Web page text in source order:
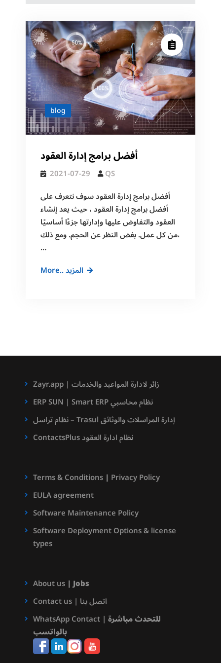
blog
أفضل برامج إدارة العقود
2021-07-29
QS
أفضل برامج إدارة العقود سوف نتعرف على
أفضل برامج إدارة العقود ، حيث يعد إنشاء
العقود والتفاوض عليها وإدارتها جزءًا أساسيًا
من كل عمل. بغض النظر عن الحجم. ومع ذلك،
…
More.. المزيدأفضل
Zayr.app | زائر لادارة المواعيد والخدمات
ERP SUN | Smart ERP نظام محاسبي
نظام تراسل – Trasul إدارة المراسلات والوثائق
ContactsPlus نظام ادارة العقود
Terms & Conditions| Privacy Policy
EULA agreement
Software Maintenance Policy
Software Deployment Options & license
types
About us|Jobs
Contact us | اتصل بنا
WhatsApp Contact | للتحدث مباشرة
بالواتسب